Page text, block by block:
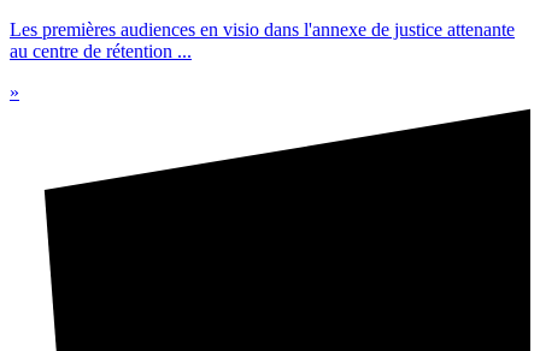
Les premières audiences en visio dans l'annexe de justice attenante
au centre de rétention ...
»